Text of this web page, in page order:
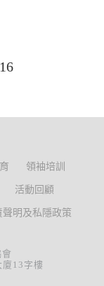
16
領袖培訓
活動回顧
聲明及私隱政策
13字樓